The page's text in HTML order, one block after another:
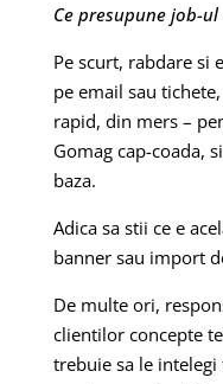
Ce presupune job-ul
Pe scurt, rabdare si
pe email sau
rapid, din mers –
Gomag cap-coada,
baza.
Adica sa stii ce e
banner sau import
De multe ori,
clientilor concepte
trebuie sa le